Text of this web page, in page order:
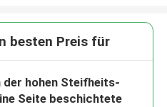
besten Preis für
der hohen Steifheits-
Seite beschichtete